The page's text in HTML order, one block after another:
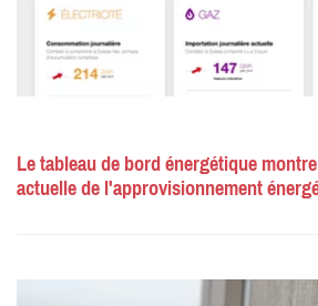
Le tableau de bord énergétique
actuelle de l'approvisionnement